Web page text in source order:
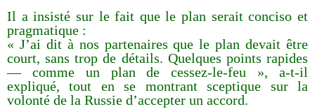
Il a insisté sur le fait que le plan serait conciso et
pragmatique :
« J’ai dit à nos partenaires que le plan devait être
court, sans trop de détails. Quelques points rapides
— comme un plan de cessez-le-feu », a-t-il
expliqué, tout en se montrant sceptique sur la
volonté de la Russie d’accepter un accord.